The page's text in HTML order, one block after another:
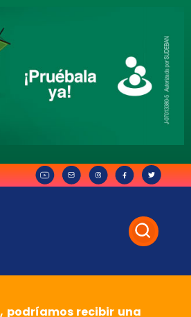
podríamos recibir una